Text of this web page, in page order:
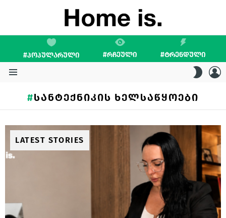
#ᲞᲝᲞᲣᲚᲐᲠᲣᲚᲘ #ᲠᲩᲔᲣᲚᲘ #ᲢᲠᲔᲜᲓᲣᲚᲘ
SKIN
ᲡᲐᲜᲢᲔᲥᲜᲘᲙᲘᲡ ᲮᲔᲚᲡᲐᲬᲧᲝᲔᲑᲘ
LATEST STORIES